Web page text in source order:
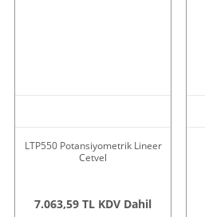
LTP550 Potansiyometrik Lineer
Cetvel
7.063,59 TL KDV Dahil